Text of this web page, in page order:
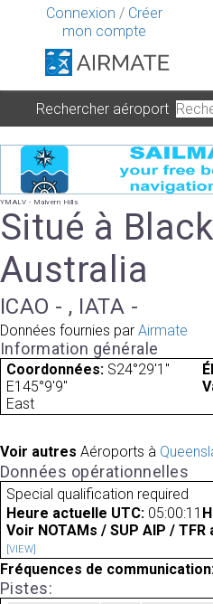
Connexion / Créer
mon compte
Rechercher aéroport
YMALV - Malvern Hills
Situé à
Australia
ICAO - , IATA -
Données fournies par Airmate
Information générale
Coordonnées: S24°29'1"
E145°9'9"
East
Voir autres Aéroports à
Données opérationnelles
Special qualification required
Heure actuelle UTC: 05:00:11
Voir NOTAMs / SUP AIP /
[VIEW]
Fréquences de
Pistes: